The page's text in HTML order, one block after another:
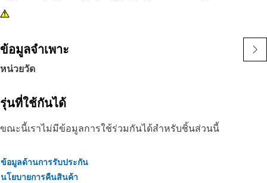
applications. The black oxide finish enhances resistance to
sockets used are tailored for high-torque impact
applications.
• Compatible with standard 3/8 inch square drive size for
• Shallow length socket.
deformation.
• Ensures a secure fit to reduce the risk of fastener damage.
ข้อมูลจำเพาะ
หน่วยวัด
รุ่นที่ใช้กันได้
ขณะนี้เราไม่มีข้อมูลการใช้ร่วมกันได้สำหรับชิ้นส่วนนี้
ข้อมูลด้านการรับประกัน
นโยบายการคืนสินค้า